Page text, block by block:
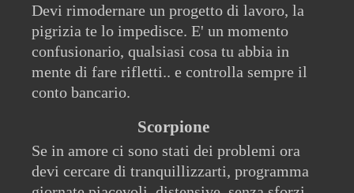
Devi rimodernare un progetto di lavoro, la
pigrizia te lo impedisce. E' un momento
confusionario, qualsiasi cosa tu abbia in
mente di fare rifletti.. e controlla sempre il
conto bancario.
Scorpione
Se in amore ci sono stati dei problemi ora
devi cercare di tranquillizzarti, programma